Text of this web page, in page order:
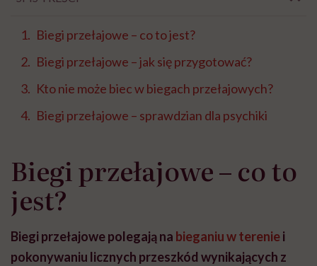
Biegi przełajowe – co to jest?
Biegi przełajowe – jak się przygotować?
Kto nie może biec w biegach przełajowych?
Biegi przełajowe – sprawdzian dla psychiki
Biegi przełajowe – co to
jest?
Biegi przełajowe polegają na bieganiu w tereniei
pokonywaniu licznych przeszkód wynikających z